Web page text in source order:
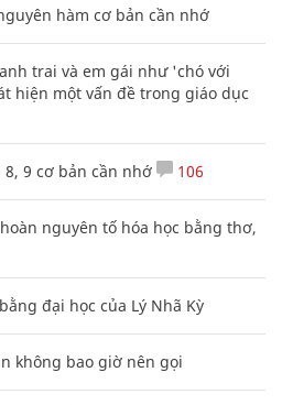
hàm cơ bản cần nhớ
trai và em gái như 'chó với
hiện một vấn đề trong giáo dục
9 cơ bản cần nhớ 106
nguyên tố hóa học bằng thơ,
đại học của Lý Nhã Kỳ
không bao giờ nên gọi